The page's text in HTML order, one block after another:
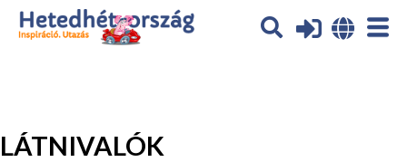
Az oldal sütiket (cookies) használ. További tájékoztatás itt:
Adatvédelmi tájékoztató
LÁTNIVALÓK